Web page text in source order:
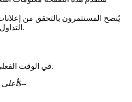
العقود الآجلة باستخدام USDT كضمان
يُنصح المستثمرون بالتحقق من
التداول قبل اتخاذ أي قرارات مالية.
تتبع أداء سعر (undefined) في الوقت الفعلي.
$--